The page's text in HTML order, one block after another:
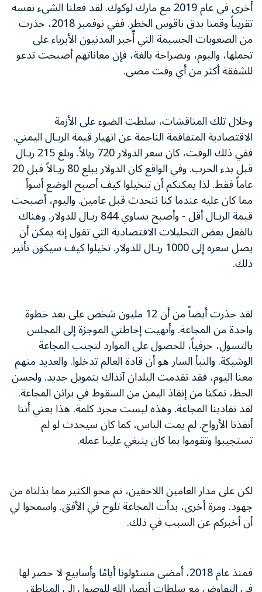
أخرى في عام 2019 مع مارك لوكوك. لقد فعلنا الشيء نفسه
تقريباً وقمنا بدق ناقوس الخطر. ففي نوفمبر 2018، حذرت
من الصعوبات الجسيمة التي أٌجبر المدنيون الأبرياء على
تحملها، واليوم، وبصراحة بالغة، فإن معاناتهم أصبحت تدعو
للشفقة أكثر من أي وقت مضى.
وخلال تلك المناقشات، سلطت الضوء على الأزمة
الاقتصادية المتفاقمة الناجمة عن انهيار قيمة الريـال اليمني.
ففي ذلك الوقت، كان سعر الدولار 720 ريالاً. وبلغ 215 ريـال
قبل بدء الحرب. وفي الواقع كان الدولار يبلغ 80 ريـالاً قبل 20
عاماً فقط. لذا يمكنكم أن تتخيلوا كيف أصبح الوضع أسوأ
مما كان عليه عندما كنا نتحدث قبل عامين. واليوم، أصبحت
قيمة الريـال أقل - وأصبح يساوي 844 ريـال للدولار. وهناك
بالفعل بعض التحليلات الاقتصادية التي تقول إنه يمكن أن
يصل سعره إلى 1000 ريـال للدولار. تخيلوا كيف سيكون تأثير
ذلك.
لقد حذرت أيضاً من أن 12 مليون شخص على بعد خطوة
واحدة من المجاعة. وأنهيت إحاطتي الموجزة إلى المجلس
بالتسول، حرفياً، للحصول على الموارد لتجنب المجاعة
الوشيكة. والنبأ السار هو أن قادة العالم تدخلوا. والعديد منهم
معنا اليوم، فقد تقدمت البلدان آنذاك بتمويل جديد. ولحسن
الحظ، تمكنا من إنقاذ اليمن من السقوط في براثن المجاعة.
لقد تفادينا المجاعة. وهذه ليست مجرد كلمة. هذا يعني أننا
أنقذنا الأرواح. لم يمت الناس، كما كان سيحدث لو لم
تستجيبوا وتقوموا بما كان ينبغي علينا عمله.
لكن على مدار العامين اللاحقين، تم محو الكثير مما بذلناه من
جهود. ومرة أخرى، بدأت المجاعة تلوح في الأفق. واسمحوا لي
أن أخبركم عن السبب في ذلك.
فمنذ عام 2018، أمضى مسئولونا أيامًا وأسابيع لا حصر لها